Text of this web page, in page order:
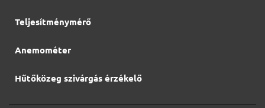
Teljesítménymérő
Anemométer
Hűtőközeg szivárgás érzékelő